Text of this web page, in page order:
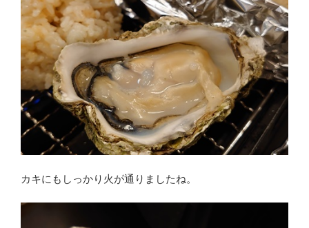
カキにもしっかり火が通りましたね。